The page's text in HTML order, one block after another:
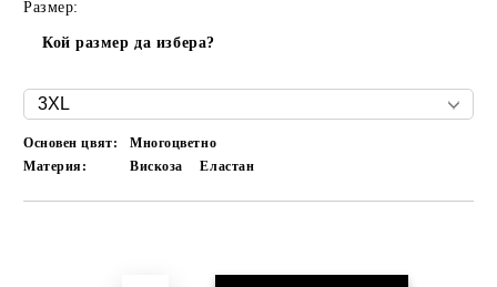
Размер:
Кой размер да избера?
Основен цвят:
Многоцветно
Материя:
Вискоза Еластан